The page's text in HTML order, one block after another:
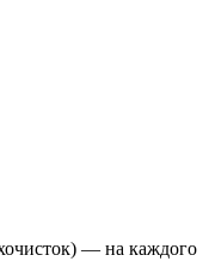
— на каждого